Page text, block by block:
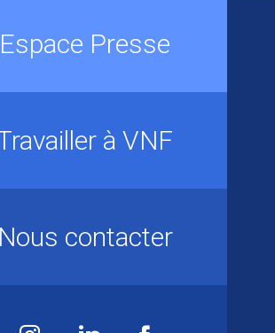
Espace Presse
à VNF
Nous contacter